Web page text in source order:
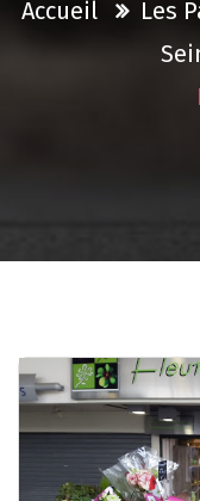
Accueil Les